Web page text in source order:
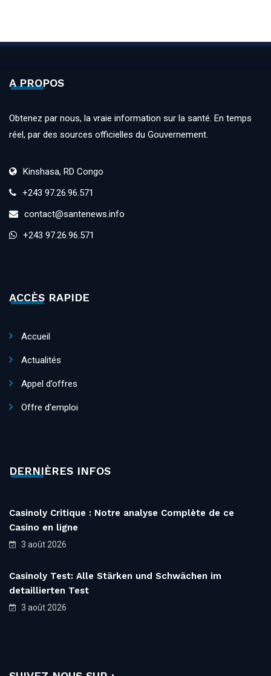
A PROPOS
Obtenez par nous, la vraie information sur la santé. En temps
réel, par des sources officielles du Gouvernement.
Kinshasa, RD Congo
+243 97.26.96.571
contact@santenews.info
+243 97.26.96.571
ACCÈS RAPIDE
Accueil
Actualités
Appel d’offres
Offre d’emploi
DERNIÈRES INFOS
Casinoly Critique : Notre analyse Complète de ce
Casino en ligne
3 août 2026
Casinoly Test: Alle Stärken und Schwächen im
detaillierten Test
3 août 2026